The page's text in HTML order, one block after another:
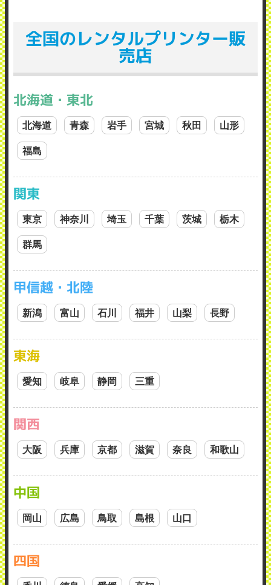
全国のレンタルプリンター販
売店
北海道・東北
北海道 青森 岩手 宮城 秋田 山形
福島
関東
東京 神奈川 埼玉 千葉 茨城 栃木
群馬
甲信越・北陸
新潟 富山 石川 福井 山梨 長野
東海
愛知 岐阜 静岡 三重
関西
大阪 兵庫 京都 滋賀 奈良 和歌山
中国
岡山 広島 鳥取 島根 山口
四国